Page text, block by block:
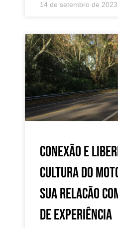
14 de setembro de 2023
Conexão e
cultura do
sua relacão
de Experiência